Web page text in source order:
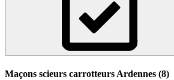
Maçons scieurs carrotteurs Ardennes (8)